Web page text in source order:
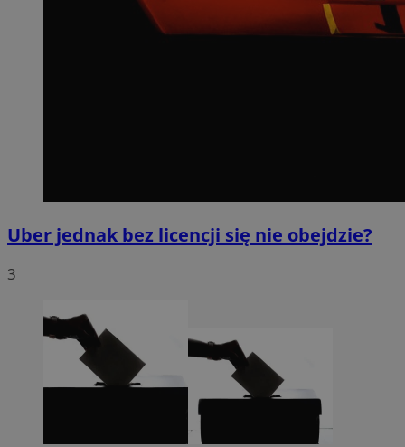
Uber jednak bez licencji się nie obejdzie?
3